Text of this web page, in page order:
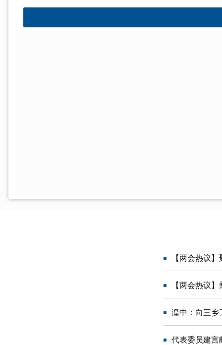
【两会热议
【两会热议
湟中：向三乡
代表委员建